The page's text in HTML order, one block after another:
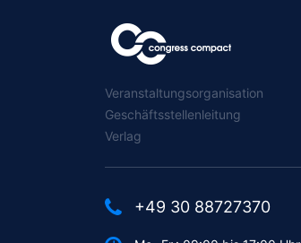
Veranstaltungsorganisation
Geschäftsstellenleitung
Verlag
+49 30 88727370